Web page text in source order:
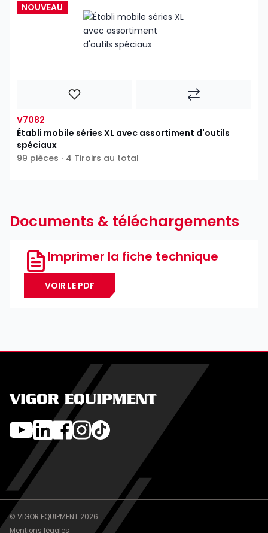
NOUVEAU
V7082
Établi mobile séries XL avec assortiment d'outils
spéciaux
99 pièces ∙ 4 Tiroirs au total
Documents & téléchargements
Imprimer la fiche technique
VOIR LE PDF
VIGOR EQUIPMENT
© VIGOR EQUIPMENT 2026
Mentions légales